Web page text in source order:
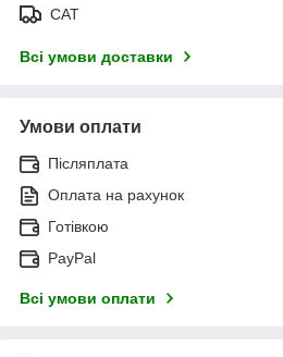
САТ
Всі умови доставки
Умови оплати
Післяплата
Оплата на рахунок
Готівкою
PayPal
Всі умови оплати